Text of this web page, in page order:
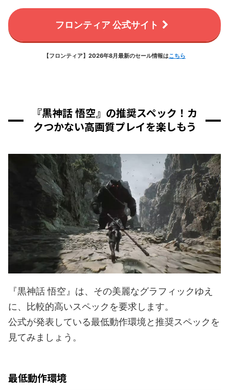
フロンティア 公式サイト
【フロンティア】2026年8月最新のセール情報はこちら
『黒神話 悟空』の推奨スペック！カ
クつかない高画質プレイを楽しもう
『黒神話 悟空』は、その美麗なグラフィックゆえ
に、比較的高いスペックを要求します。
公式が発表している最低動作環境と推奨スペックを
見てみましょう。
最低動作環境